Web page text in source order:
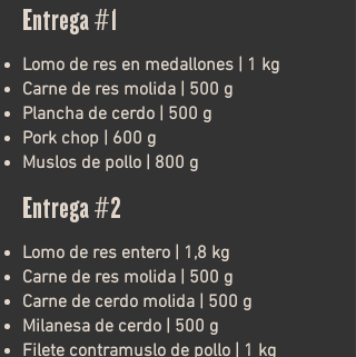
Entrega #1
Lomo de res en medallones | 1 kg
Carne de res molida | 500 g
Plancha de cerdo | 500 g
Pork chop | 600 g
Muslos de pollo | 800 g
Entrega #2
Lomo de res entero | 1,8 kg
Carne de res molida | 500 g
Carne de cerdo molida | 500 g
Milanesa de cerdo | 500 g
Filete contramuslo de pollo | 1 kg